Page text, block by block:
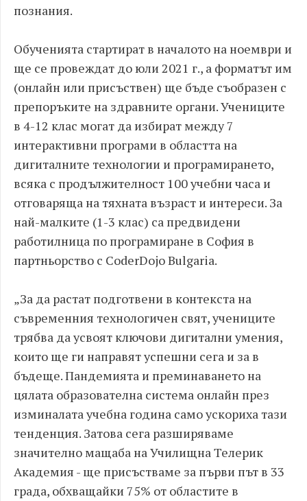
познания.
Обученията стартират в началото на ноември и
ще се провеждат до юли 2021 г., а форматът им
(онлайн или присъствен) ще бъде съобразен с
препоръките на здравните органи. Учениците
в 4-12 клас могат да избират между 7
интерактивни програми в областта на
дигиталните технологии и програмирането,
всяка с продължителност 100 учебни часа и
отговаряща на тяхната възраст и интереси. За
най-малките (1-3 клас) са предвидени
работилница по програмиране в София в
партньорство с CoderDojo Bulgaria.
„За да растат подготвени в контекста на
съвременния технологичен свят, учениците
трябва да усвоят ключови дигитални умения,
които ще ги направят успешни сега и за в
бъдеще. Пандемията и преминаването на
цялата образователна система онлайн през
изминалата учебна година само ускориха тази
тенденция. Затова сега разширяваме
значително мащаба на Училищна Телерик
Академия - ще присъстваме за първи път в 33
града, обхващайки 75% от областите в